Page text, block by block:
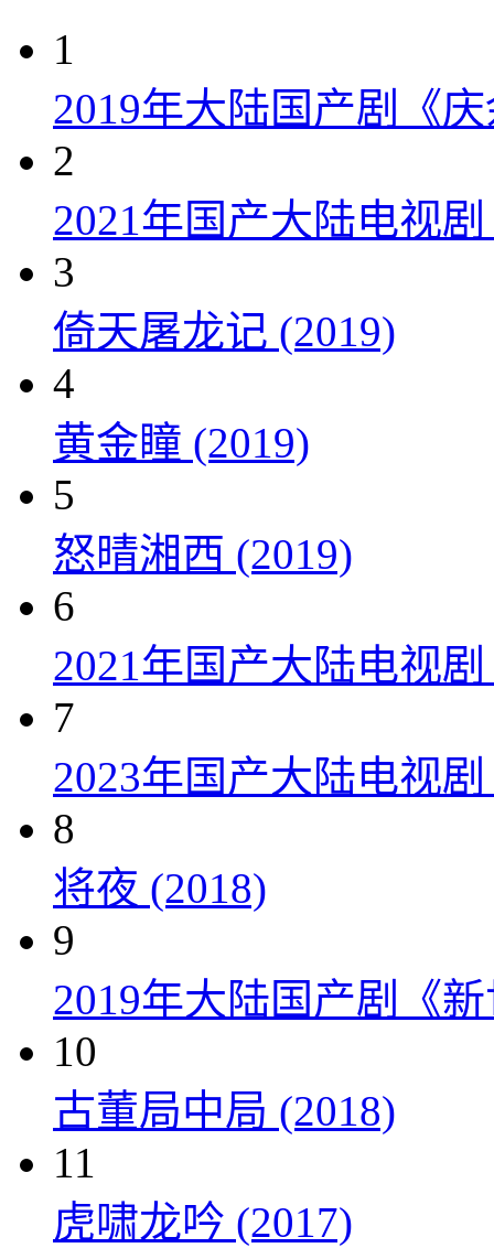
1
2019年大陆国产剧《
2
2021年国产大陆电视
3
倚天屠龙记 (2019)
4
黄金瞳 (2019)
5
怒晴湘西 (2019)
6
2021年国产大陆电视
7
2023年国产大陆电视
8
将夜 (2018)
9
2019年大陆国产剧《
10
古董局中局 (2018)
11
虎啸龙吟 (2017)